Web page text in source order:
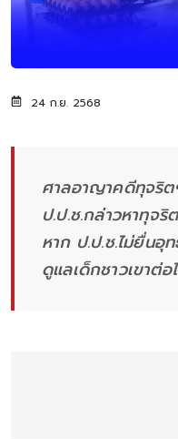
24 ก.ย. 2568
ศาลอาญาคดีทุจริ
ป.ป.ช.กล่าวหาทุจริ
หาก ป.ป.ช.ไม่ยื่นอุ
ดูแลเด็กชาวเขาต่อ